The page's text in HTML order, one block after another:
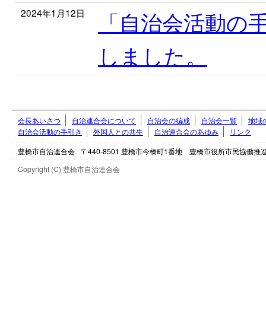
2024年1月12日
「自治会活動の
しました。
会長あいさつ 自治連合会について 自治会の編成 自治会一覧
地域
自治会活動の手引き
外国人との共生 自治連合会のあゆみ
リンク
豊橋市自治連合会 〒440-8501 豊橋市今橋町1番地 豊橋市役所市民協働推
Copyright (C) 豊橋市自治連合会